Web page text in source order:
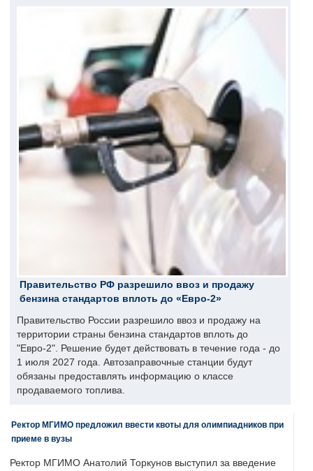
Правительство РФ разрешило ввоз и продажу
бензина стандартов вплоть до «Евро-2»
Правительство России разрешило ввоз и продажу на
территории страны бензина стандартов вплоть до
"Евро-2". Решение будет действовать в течение года - до
1 июля 2027 года. Автозаправочные станции будут
обязаны предоставлять информацию о классе
продаваемого топлива.
Ректор МГИМО предложил ввести квоты для олимпиадников при
приеме в вузы
Ректор МГИМО Анатолий Торкунов выступил за введение